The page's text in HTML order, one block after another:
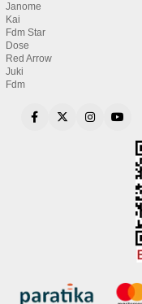
Janome
Kai
Fdm Star
Dose
Red Arrow
Juki
Fdm